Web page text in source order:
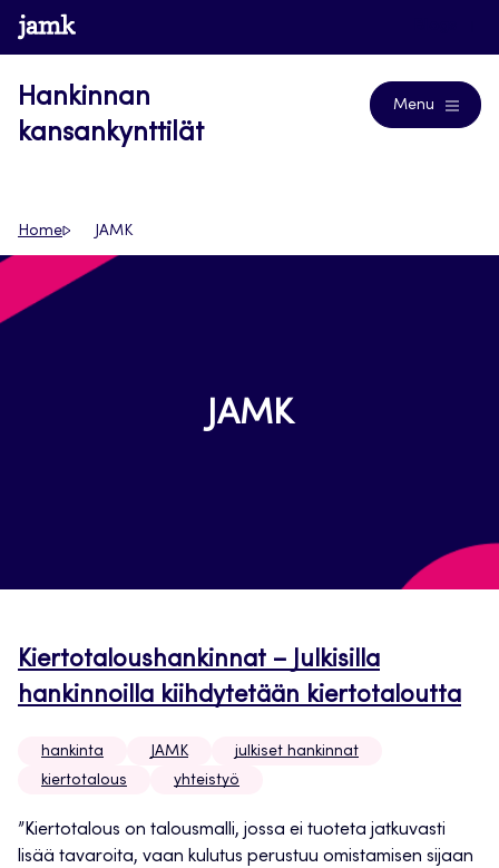
Siirry
suoraan
www.jamk.fi
Hankinnan
kansankynttilät
Menu
Home JAMK
JAMK
Kiertotaloushankinnat – Julkisilla
hankinnoilla kiihdytetään kiertotaloutta
hankinta JAMK
julkiset hankinnat
kiertotalous
yhteistyö
”Kiertotalous on talousmalli, jossa ei tuoteta jatkuvasti
lisää tavaroita, vaan kulutus perustuu omistamisen sijaan